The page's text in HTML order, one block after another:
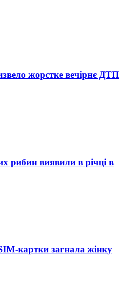
жорстке вечірнє ДТП
рибин виявили в річці в
картки загнала жінку